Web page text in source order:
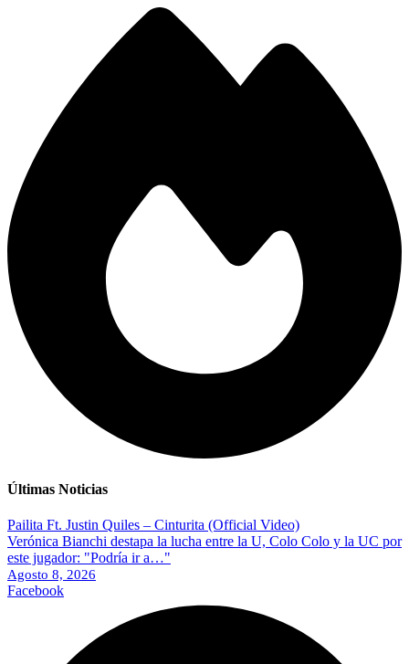
Últimas Noticias
Pailita Ft. Justin Quiles – Cinturita (Official Video)
Verónica Bianchi destapa la lucha entre la U, Colo Colo y la UC por
este jugador: "Podría ir a…"
Agosto 8, 2026
Facebook